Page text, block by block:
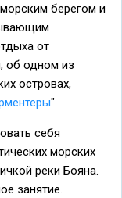
берегом и
от
об одном из
островах,
".
себя
морских
реки Бояна.
занятие.